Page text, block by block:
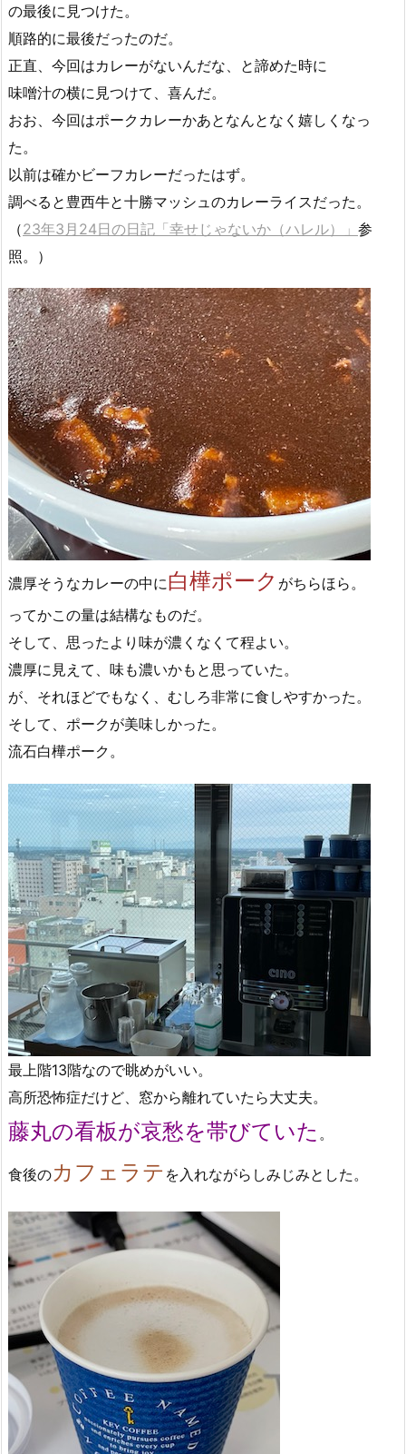
の最後に見つけた。
順路的に最後だったのだ。
正直、今回はカレーがないんだな、と諦めた時に
味噌汁の横に見つけて、喜んだ。
おお、今回はポークカレーかあとなんとなく嬉しくなっ
た。
以前は確かビーフカレーだったはず。
調べると豊西牛と十勝マッシュのカレーライスだった。
（23年3月24日の日記「幸せじゃないか（ハレル）」 参
照。）
濃厚そうなカレーの中に白樺ポーク がちらほら。
ってかこの量は結構なものだ。
そして、思ったより味が濃くなくて程よい。
濃厚に見えて、味も濃いかもと思っていた。
が、それほどでもなく、むしろ非常に食しやすかった。
そして、ポークが美味しかった。
流石白樺ポーク。
最上階13階なので眺めがいい。
高所恐怖症だけど、窓から離れていたら大丈夫。
藤丸の看板が哀愁を帯びていた 。
食後のカフェラテ を入れながらしみじみとした。